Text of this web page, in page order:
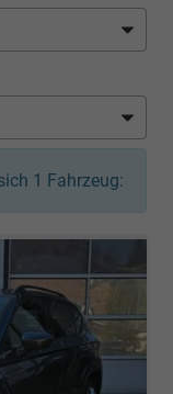
1 Fahrzeug: